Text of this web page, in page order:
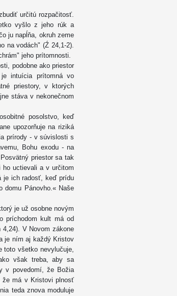
určitú rozpačitosť.
vyšlo z jeho rúk a
ju napĺňa, okruh zeme
na vodách" (Ź 24,1-2).
jeho prítomnosti.
podobne ako priestor
intuícia prítomná vo
priestory, v ktorých
stáva v nekonečnom
posolstvo, keď
upozorňuje na riziká
prírody - v súvislosti s
Bohu exodu - na
priestor sa tak
ho uctievali a v určitom
je ich radosť, keď prídu
domu Pánovho.« Naše
je už osobne novým
príchodom kult má od
V Novom zákone
je ním aj každý Kristov
toto všetko nevylučuje,
však treba, aby sa
v povedomí, že Božia
že má v Kristovi plnosť
teda znova moduluje